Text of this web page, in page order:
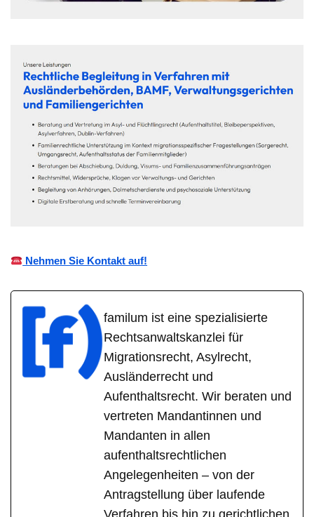
Nehmen Sie Kontakt auf!
familum ist eine spezialisierte
Rechtsanwaltskanzlei für
Migrationsrecht, Asylrecht,
Ausländerrecht und
Aufenthaltsrecht. Wir beraten und
vertreten Mandantinnen und
Mandanten in allen
aufenthaltsrechtlichen
Angelegenheiten – von der
Antragstellung über laufende